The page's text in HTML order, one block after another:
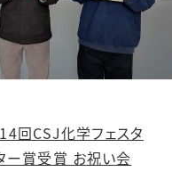
回CSJ化学フェスタ
ー賞受賞 お祝い会